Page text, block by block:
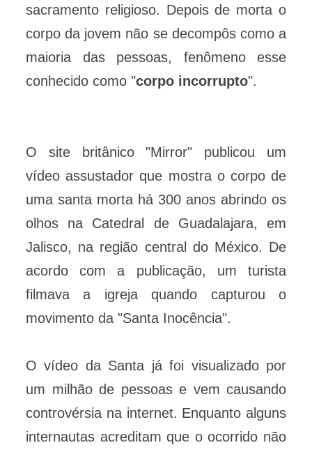
sacramento religioso. Depois de morta o
corpo da jovem não se decompôs como a
maioria das pessoas, fenômeno esse
conhecido como "corpo incorrupto".
O site britânico "Mirror" publicou um
vídeo assustador que mostra o corpo de
uma santa morta há 300 anos abrindo os
olhos na Catedral de Guadalajara, em
Jalisco, na região central do México. De
acordo com a publicação, um turista
filmava a igreja quando capturou o
movimento da "Santa Inocência".
O vídeo da Santa já foi visualizado por
um milhão de pessoas e vem causando
controvérsia na internet. Enquanto alguns
internautas acreditam que o ocorrido não